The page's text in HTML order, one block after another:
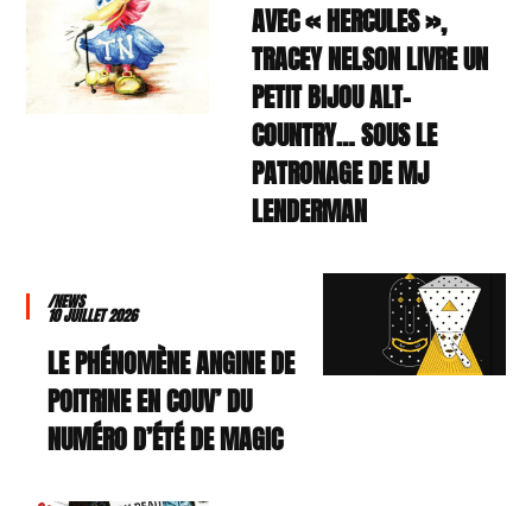
AVEC « HERCULES »,
TRACEY NELSON LIVRE UN
PETIT BIJOU ALT-
COUNTRY… SOUS LE
PATRONAGE DE MJ
LENDERMAN
/NEWS
10 JUILLET 2026
LE PHÉNOMÈNE ANGINE DE
POITRINE EN COUV’ DU
NUMÉRO D’ÉTÉ DE MAGIC